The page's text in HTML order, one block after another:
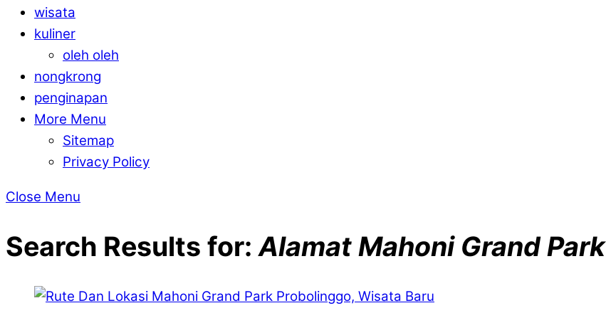
wisata
kuliner
oleh oleh
nongkrong
penginapan
More Menu
Sitemap
Privacy Policy
Close Menu
Search Results for:Alamat Mahoni Grand Park